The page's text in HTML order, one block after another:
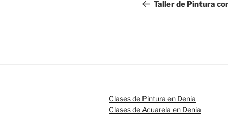
Taller de Pintura
Clases de Pintura en Denia
Clases de Acuarela en Denia